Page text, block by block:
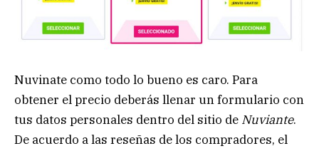
Nuvinate como todo lo bueno es caro. Para
obtener el precio deberás llenar un formulario con
tus datos personales dentro del sitio de Nuviante.
De acuerdo a las reseñas de los compradores, el